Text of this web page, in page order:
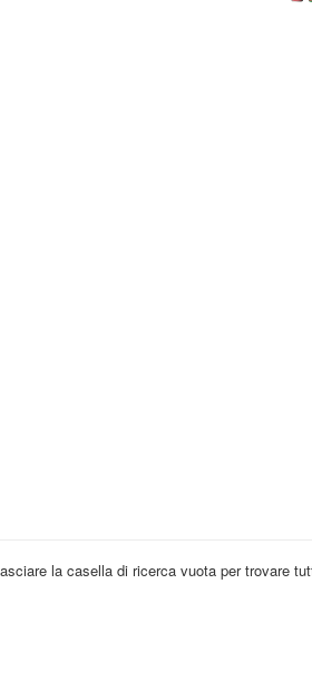
la casella di ricerca vuota per trovare